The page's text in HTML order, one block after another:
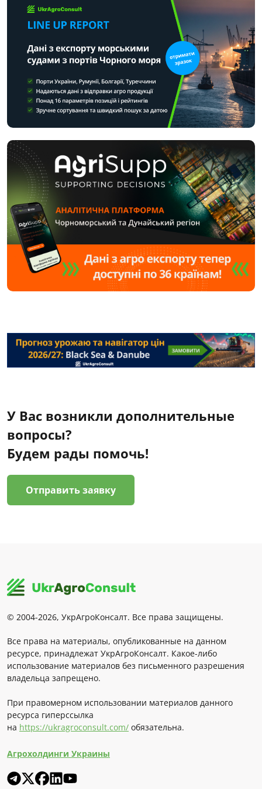
У Вас возникли дополнительные
вопросы?
Будем рады помочь!
Отправить заявку
© 2004-2026, УкрАгроКонсалт. Все права защищены.
Все права на материалы, опубликованные на данном
ресурсе, принадлежат УкрАгроКонсалт. Какое-либо
использование материалов без письменного разрешения
владельца запрещено.
При правомерном использовании материалов данного
ресурса гиперссылка
на https://ukragroconsult.com/ обязательна.
Агрохолдинги Украины